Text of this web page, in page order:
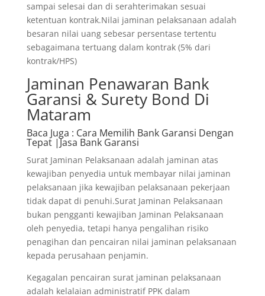
sampai selesai dan di serahterimakan sesuai
ketentuan kontrak.Nilai jaminan pelaksanaan adalah
besaran nilai uang sebesar persentase tertentu
sebagaimana tertuang dalam kontrak (5% dari
kontrak/HPS)
Jaminan Penawaran Bank
Garansi & Surety Bond Di
Mataram
Baca Juga : Cara Memilih Bank Garansi Dengan
Tepat |Jasa Bank Garansi
Surat Jaminan Pelaksanaan adalah jaminan atas
kewajiban penyedia untuk membayar nilai jaminan
pelaksanaan jika kewajiban pelaksanaan pekerjaan
tidak dapat di penuhi.Surat Jaminan Pelaksanaan
bukan pengganti kewajiban Jaminan Pelaksanaan
oleh penyedia, tetapi hanya pengalihan risiko
penagihan dan pencairan nilai jaminan pelaksanaan
kepada perusahaan penjamin.
Kegagalan pencairan surat jaminan pelaksanaan
adalah kelalaian administratif PPK dalam